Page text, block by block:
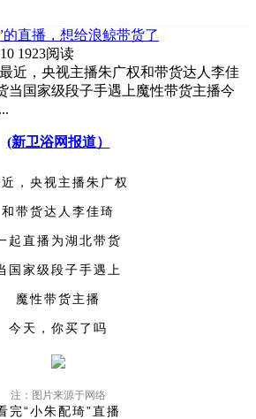
直播，想给浪鲸带货了
1923阅读
近，央视主播朱广权和带货达人李佳
当国家级段子手遇上魔性带货主播今
(新卫浴网报道）
，央视主播朱广权
和带货达人李佳琦
起直播为湖北带货
国家级段子手遇上
魔性带货主播
今天，你买了吗
注：图片来源于网络
完“小朱配琦”直播